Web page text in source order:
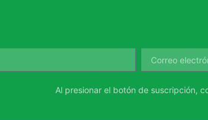
Al presionar el botón de suscripción,